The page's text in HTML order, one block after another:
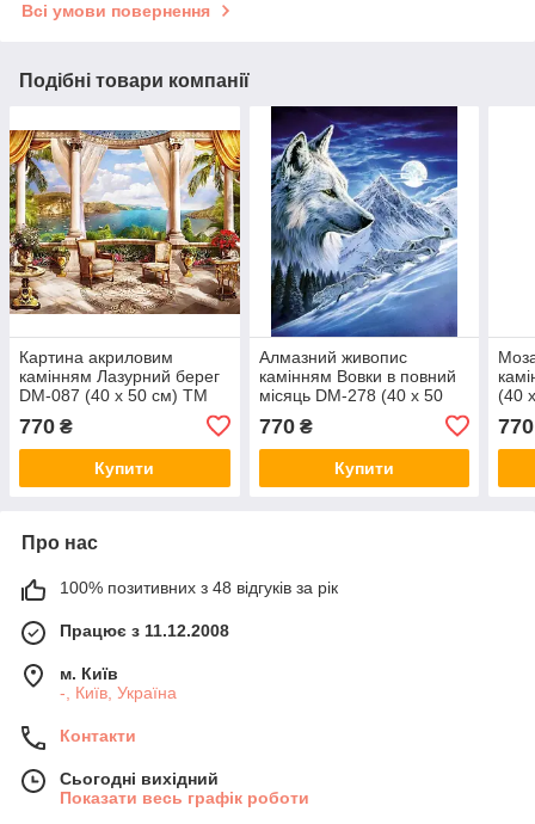
Всі умови повернення
Подібні товари компанії
Картина акриловим
камінням Лазурний берег
DM-087 (40 х 50 см) ТМ
770 ₴
Купити
Алмазний живопис
камінням Вовки в повний
місяць DM-278 (40 х 50
см) ТМ Алмазна мозаїка
770₴
Купити
(40
770
Про нас
100% позитивних з 48 відгуків за рік
Працює з 11.12.2008
м. Київ
-, Київ, Україна
Контакти
Сьогодні вихідний
Показати весь графік роботи